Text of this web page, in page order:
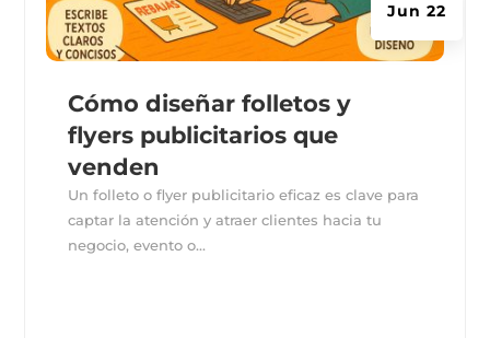
Cómo diseñar folletos y
flyers publicitarios que
venden
Jun 22
Un folleto o flyer publicitario eficaz es clave para
captar la atención y atraer clientes hacia tu
negocio, evento o...